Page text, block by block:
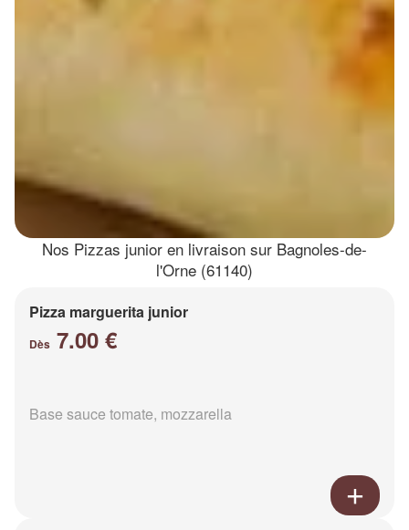
Nos Pizzas junior en livraison sur Bagnoles-de-
l'Orne (61140)
Pizza marguerita junior
Dès 7.00 €
Base sauce tomate, mozzarella